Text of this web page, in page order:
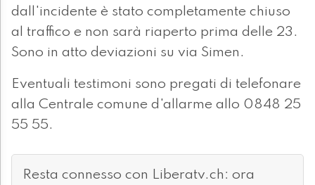
dall'incidente è stato completamente chiuso
al traffico e non sarà riaperto prima delle 23.
Sono in atto deviazioni su via Simen.
Eventuali testimoni sono pregati di telefonare
alla Centrale comune d'allarme allo 0848 25
55 55.
Resta connesso con Liberatv.ch: ora